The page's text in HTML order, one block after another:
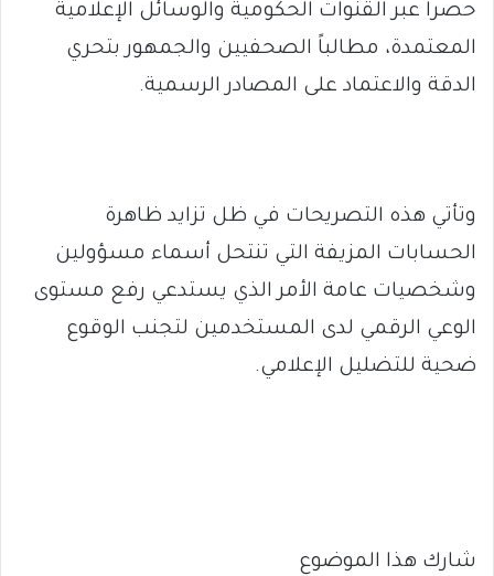
حصراً عبر القنوات الحكومية والوسائل الإعلامية
المعتمدة، مطالباً الصحفيين والجمهور بتحري
الدقة والاعتماد على المصادر الرسمية.
وتأتي هذه التصريحات في ظل تزايد ظاهرة
الحسابات المزيفة التي تنتحل أسماء مسؤولين
وشخصيات عامة الأمر الذي يستدعي رفع مستوى
الوعي الرقمي لدى المستخدمين لتجنب الوقوع
ضحية للتضليل الإعلامي.
شارك هذا الموضوع